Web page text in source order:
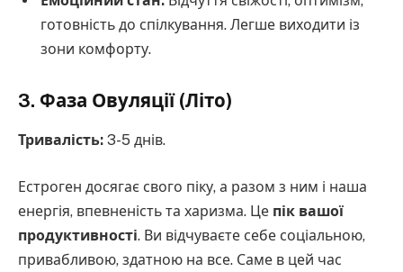
готовність до спілкування. Легше виходити із
зони комфорту.
3. Фаза Овуляції (Літо)
Тривалість: 3-5 днів.
Естроген досягає свого піку, а разом з ним і наша
енергія, впевненість та харизма. Це пік вашої
продуктивності. Ви відчуваєте себе соціальною,
привабливою, здатною на все. Саме в цей час